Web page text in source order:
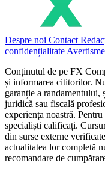
Despre noi Contact
confidențialitate
Conținutul de pe FX
și informarea cititorilor.
garanție a randamentului,
juridică sau fiscală
experiența noastră.
specialiști calificați.
din surse externe
actualitatea lor completă
recomandare de